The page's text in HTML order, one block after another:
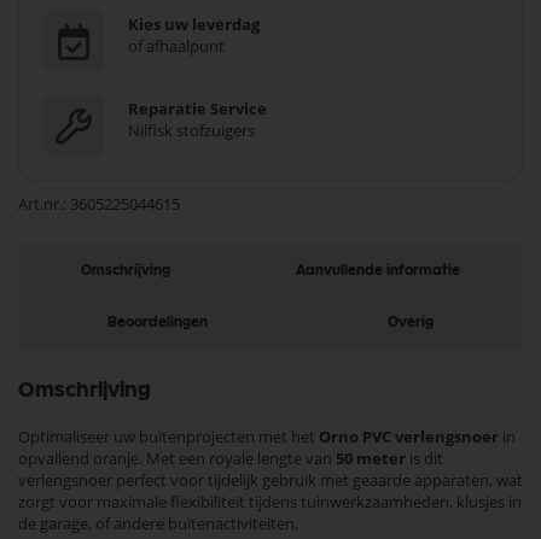
Kies uw leverdag
of afhaalpunt
Reparatie Service
Nilfisk stofzuigers
Art.nr. 3605225044615
Omschrijving Aanvullende informatie
Beoordelingen Overig
Omschrijving
Optimaliseer uw buitenprojecten met het Orno PVC verlengsnoer in
opvallend oranje. Met een royale lengte van 50 meter is dit
verlengsnoer perfect voor tijdelijk gebruik met geaarde apparaten, wat
zorgt voor maximale flexibiliteit tijdens tuinwerkzaamheden, klusjes in
de garage, of andere buitenactiviteiten.